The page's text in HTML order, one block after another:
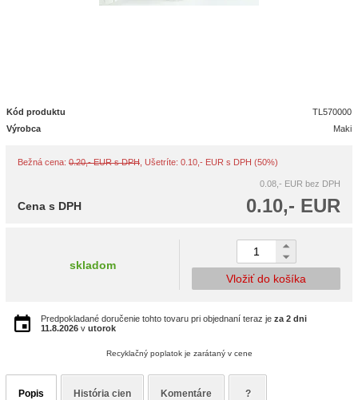
Kód produktu
TL570000
Výrobca
Maki
Bežná cena: 0.20,- EUR s DPH , Ušetríte: 0.10,- EUR s DPH (50%)
0.08,- EUR bez DPH
0.10,- EUR
Cena s DPH
skladom
Vložiť do košíka
Predpokladané doručenie tohto tovaru pri objednaní teraz je za 2 dni
11.8.2026 v utorok
Recyklačný poplatok je zarátaný v cene
Popis História cien Komentáre ?